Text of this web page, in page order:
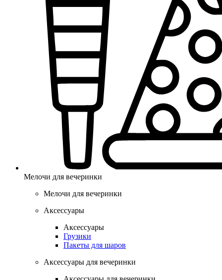
Мелочи для вечеринки
Мелочи для вечеринки
Аксессуары
Аксессуары
Грузики
Пакеты для шаров
Аксессуары для вечеринки